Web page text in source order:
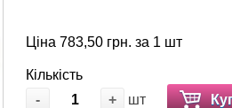
Ціна 783,50 грн. за 1 шт
Кількість
-
+ шт